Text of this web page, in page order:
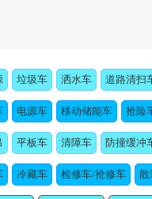
垃圾车 洒水车 道路清扫
电源车 移动储能车 抢险
平板车 清障车 防撞缓冲
冷藏车 检修车/抢修车 散